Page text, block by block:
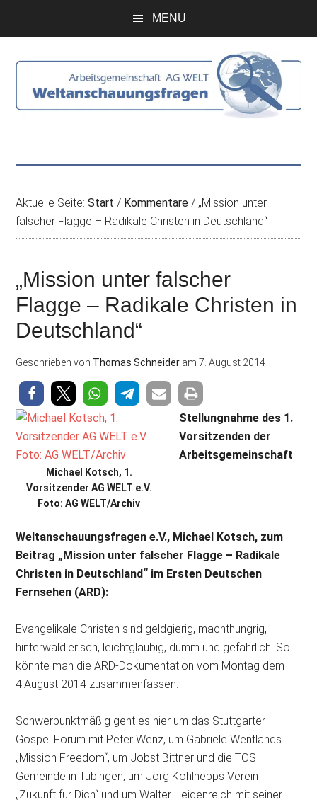
menu
MENU
Aktuelle Seite:Start / Kommentare / „Mission unter
falscher Flagge – Radikale Christen in Deutschland“
„Mission unter falscher
Flagge – Radikale Christen in
Deutschland“
Geschrieben von Thomas Schneider am7. August 2014
Michael Kotsch, 1.
Vorsitzender AG WELT e.V.
Foto: AG WELT/Archiv
Stellungnahme des 1.
Vorsitzenden der
Arbeitsgemeinschaft
Weltanschauungsfragen e.V., Michael Kotsch, zum
Beitrag „Mission unter falscher Flagge – Radikale
Christen in Deutschland“ im Ersten Deutschen
Fernsehen (ARD):
Evangelikale Christen sind geldgierig, machthungrig,
hinterwäldlerisch, leichtgläubig, dumm und gefährlich. So
könnte man die ARD-Dokumentation vom Montag dem
4.August 2014 zusammenfassen.
Schwerpunktmäßig geht es hier um das Stuttgarter
Gospel Forum mit Peter Wenz, um Gabriele Wentlands
„Mission Freedom“, um Jobst Bittner und die TOS
Gemeinde in Tübingen, um Jörg Kohlhepps Verein
„Zukunft für Dich“ und um Walter Heidenreich mit seiner